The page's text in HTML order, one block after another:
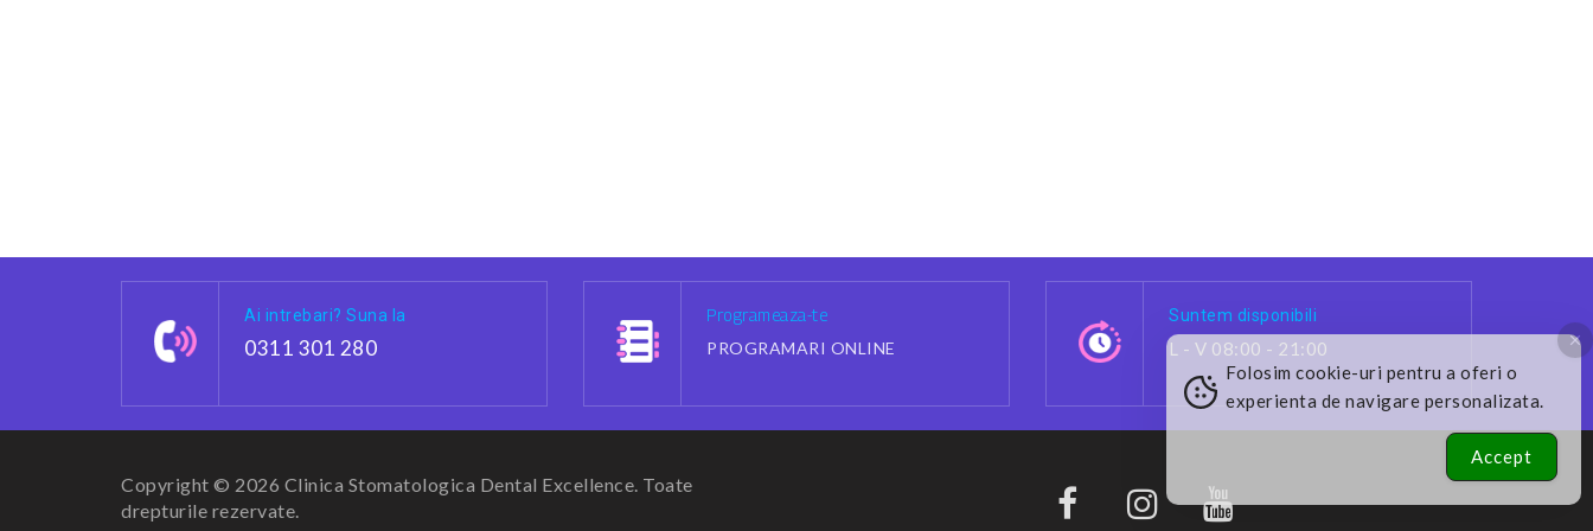
Ai intrebari? Suna la
0311 301 280
Programeaza-te
PROGRAMARI ONLINE
Suntem disponibili
L - V 08:00 - 21:00
Copyright © 2026 Clinica Stomatologica Dental Excellence. Toate
drepturile rezervate.
Folosim cookie-uri pentru a oferi o
experienta de navigare personalizata.
Accept